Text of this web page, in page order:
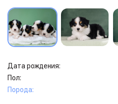
Дата рождения:
Пол:
Порода: